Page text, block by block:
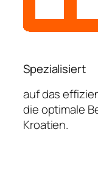
Spezialisiert
auf das
die optimale
Kroatien.